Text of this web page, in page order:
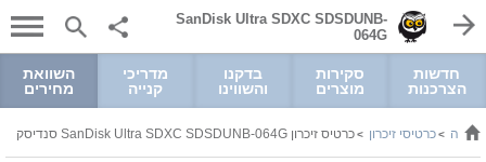
SanDisk Ultra SDXC SDSDUNB-
064G
חדשות
הצרכנות
סקירות
מוצרים
בדקנו
והשווינו
מדריכי
קנייה
השוואת
מחירים
>כרטיסי זיכרון >כרטיס זיכרון SanDisk Ultra SDXC SDSDUNB-064G סנדיסק